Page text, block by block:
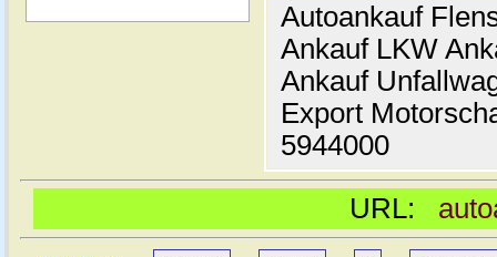
Autoankauf
Ankauf LKW
Ankauf
Export
5944000
URL: